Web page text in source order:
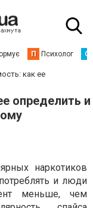
П Психолог С
как ее
определить и
наркотиков
и люди
меньше, чем